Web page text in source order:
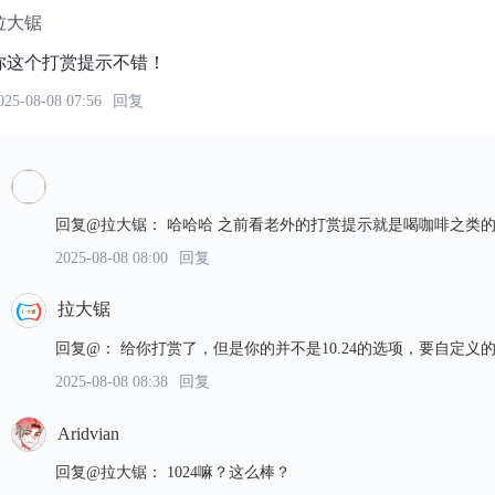
大锯
这个打赏提示不错！
08-08 07:56 回复
回复@拉大锯 ： 哈哈哈 之前看老外的打赏提示就是喝咖啡之类的
2025-08-08 08:00
回复
拉大锯
回复@ ： 给你打赏了，但是你的并不是10.24的选项，要自定义
2025-08-08 08:38
回复
Aridvian
回复@拉大锯 ： 1024嘛？这么棒？